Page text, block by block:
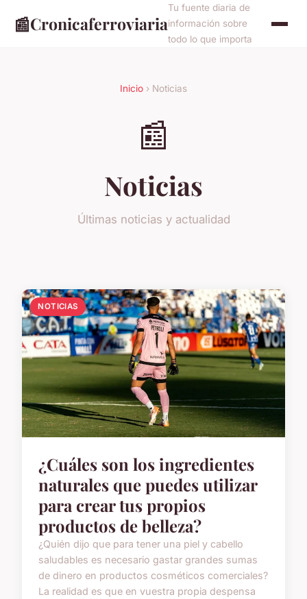
📰Cronicaferroviaria
Tu fuente diaria de
información sobre
todo lo que importa
Inicio › Noticias
📰
Noticias
Últimas noticias y actualidad
NOTICIAS
¿Cuáles son los ingredientes
naturales que puedes utilizar
para crear tus propios
productos de belleza?
¿Quién dijo que para tener una piel y cabello
saludables es necesario gastar grandes sumas
de dinero en productos cosméticos comerciales?
La realidad es que en vuestra propia despensa